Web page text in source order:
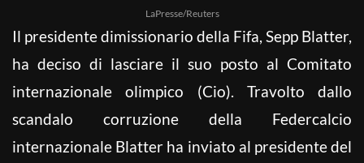
LaPresse/Reuters
Il presidente dimissionario della Fifa, Sepp Blatter,
ha deciso di lasciare il suo posto al Comitato
internazionale olimpico (Cio). Travolto dallo
scandalo corruzione della Federcalcio
internazionale Blatter ha inviato al presidente del